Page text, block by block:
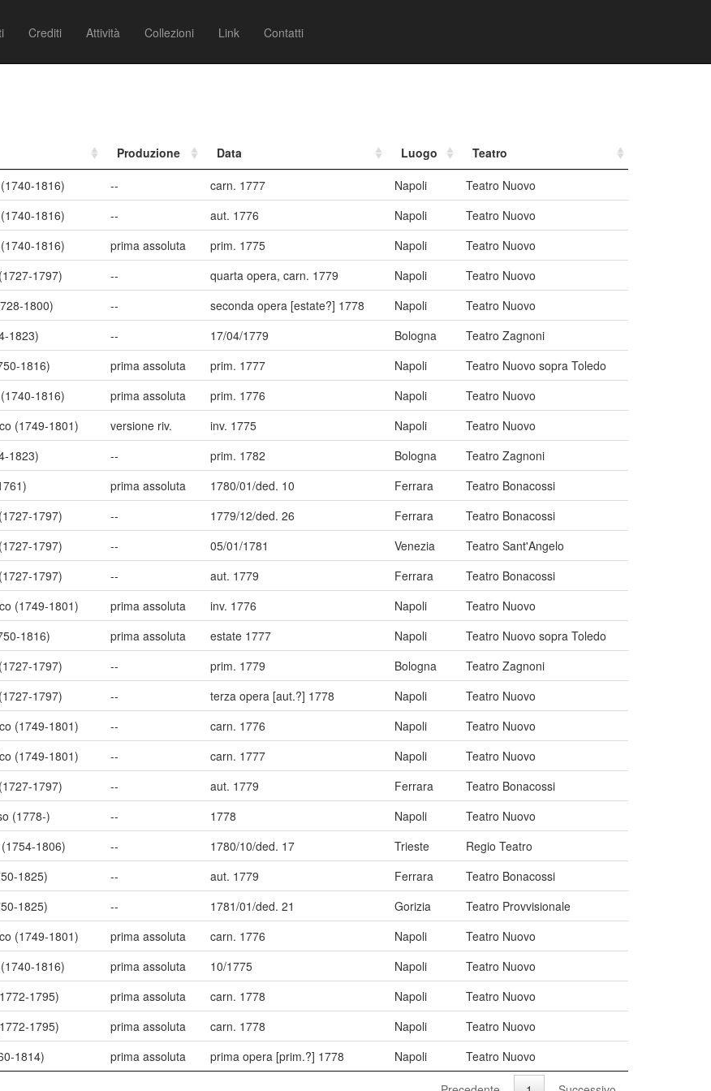
Crediti Attività Collezioni Link Contatti
Produzione Data Luogo
Teatro
1816) -- carn. 1777 Napoli
Teatro Nuovo
1816) -- aut. 1776 Napoli
Teatro Nuovo
1816) prima assoluta prim. 1775 Napoli
Teatro Nuovo
1797) -- quarta opera, carn. 1779 Napoli
Teatro Nuovo
1800) -- seconda opera [estate?] 1778 Napoli
Teatro Nuovo
1823) -- 17/04/1779 Bologna
Teatro Zagnoni
1816) prima assoluta prim. 1777 Napoli
Teatro Nuovo sopra Toledo
1816) prima assoluta prim. 1776 Napoli
Teatro Nuovo
(1749-1801) versione riv. inv. 1775 Napoli
Teatro Nuovo
1823) -- prim. 1782 Bologna
Teatro Zagnoni
prima assoluta 1780/01/ded. 10 Ferrara
Teatro Bonacossi
1797) -- 1779/12/ded. 26 Ferrara
Teatro Bonacossi
1797) -- 05/01/1781 Venezia
Teatro Sant'Angelo
1797) -- aut. 1779 Ferrara
Teatro Bonacossi
(1749-1801) prima assoluta inv. 1776 Napoli
Teatro Nuovo
1816) prima assoluta estate 1777 Napoli
Teatro Nuovo sopra Toledo
1797) -- prim. 1779 Bologna
Teatro Zagnoni
1797) -- terza opera [aut.?] 1778 Napoli
Teatro Nuovo
(1749-1801) -- carn. 1776 Napoli
Teatro Nuovo
(1749-1801) -- carn. 1777 Napoli
Teatro Nuovo
1797) -- aut. 1779 Ferrara
Teatro Bonacossi
(1778-) -- 1778 Napoli
Teatro Nuovo
1806) -- 1780/10/ded. 17 Trieste
Regio Teatro
1825) -- aut. 1779 Ferrara
Teatro Bonacossi
1825) -- 1781/01/ded. 21 Gorizia
Teatro Provvisionale
(1749-1801) prima assoluta carn. 1776 Napoli
Teatro Nuovo
1816) prima assoluta 10/1775 Napoli
Teatro Nuovo
1795) prima assoluta carn. 1778 Napoli
Teatro Nuovo
1795) prima assoluta carn. 1778 Napoli
Teatro Nuovo
1814) prima assoluta prima opera [prim.?] 1778 Napoli
Teatro Nuovo